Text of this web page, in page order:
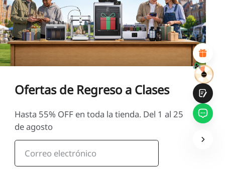
*RAZONES DE SU SATISFACCIÓN
Diseño visual atractivo
Recomendaciones de productos adecuadas
Navegación y categorías claras
Ofertas de Regreso a Clases
Hasta 55% OFF en toda la tienda. Del 1 al 25
de agosto